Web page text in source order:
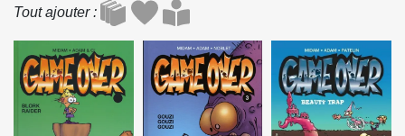
Tout ajouter